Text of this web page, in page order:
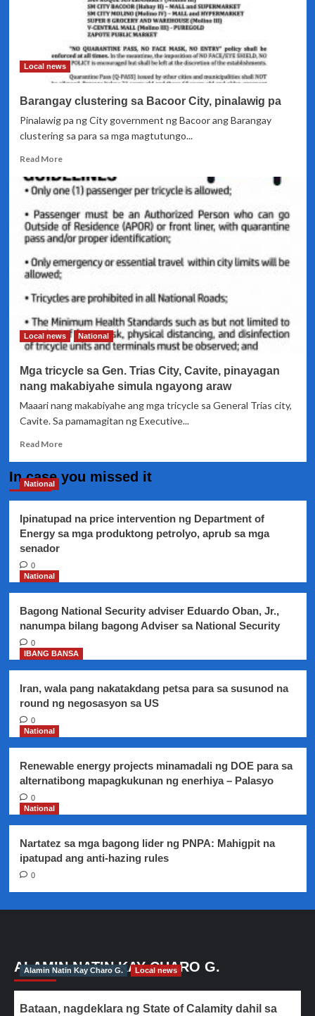
mamahagi
ng
quarantine
pass
Local news
Barangay clustering sa Bacoor City, pinalawig pa
Pinalawig pa ng City government ng Bacoor ang Barangay
clustering sa para sa mga magtutungo...
Read MoreRead
about
Barangay
clustering
sa
Bacoor
pinalawig
pa
Local news National
Mga tricycle sa Gen. Trias City, Cavite, pinayagan
nang makabiyahe simula ngayong araw
Maaari nang makabiyahe ang mga tricycle sa General Trias city,
Cavite. Sa pamamagitan ng Executive...
Read MoreRead
Mga
Gen.
Trias
simula
ngayong
In case you missed it
National
Ipinatupad na price intervention ng Department of
Energy sa mga produktong petrolyo, aprub sa mga
senador
0
National
Bagong National Security adviser Eduardo Oban, Jr.,
nanumpa bilang bagong Adviser sa National Security
0
IBANG BANSA
Iran, wala pang nakatakdang petsa para sa susunod na
round ng negosasyon sa US
0
National
Renewable energy projects minamadali ng DOE para sa
alternatibong mapagkukunan ng enerhiya – Palasyo
0
National
Nartatez sa mga bagong lider ng PNPA: Mahigpit na
ipatupad ang anti-hazing rules
0
ALAMIN NATIN KAY CHARO G.
Alamin Natin Kay Charo G. Local news
Bataan, nagdeklara ng State of Calamity dahil sa